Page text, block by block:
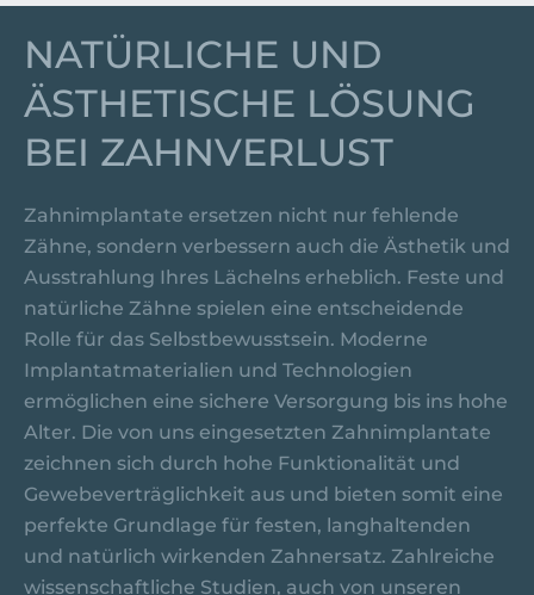
NATÜRLICHE UND
ÄSTHETISCHE LÖSUNG
BEI ZAHNVERLUST
Zahnimplantate ersetzen nicht nur fehlende
Zähne, sondern verbessern auch die Ästhetik und
Ausstrahlung Ihres Lächelns erheblich. Feste und
natürliche Zähne spielen eine entscheidende
Rolle für das Selbstbewusstsein. Moderne
Implantatmaterialien und Technologien
ermöglichen eine sichere Versorgung bis ins hohe
Alter. Die von uns eingesetzten Zahnimplantate
zeichnen sich durch hohe Funktionalität und
Gewebeverträglichkeit aus und bieten somit eine
perfekte Grundlage für festen, langhaltenden
und natürlich wirkenden Zahnersatz. Zahlreiche
wissenschaftliche Studien, auch von unseren